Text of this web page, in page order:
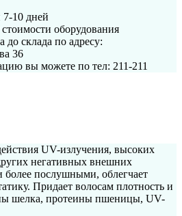
7-10 дней
оборудования
до склада по адресу:
36
вы можете по тел: 211-211
UV-излучения, высоких
негативных внешних
более послушными, облегчает
Придает волосам плотность и
шелка, протеины пшеницы, UV-